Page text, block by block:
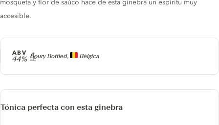
Producer
Boury Bottled, Bélgica
ABV
44%
mosqueta y flor de saúco hace de esta ginebra un espíritu muy
accesible.
Tónica perfecta con esta ginebra